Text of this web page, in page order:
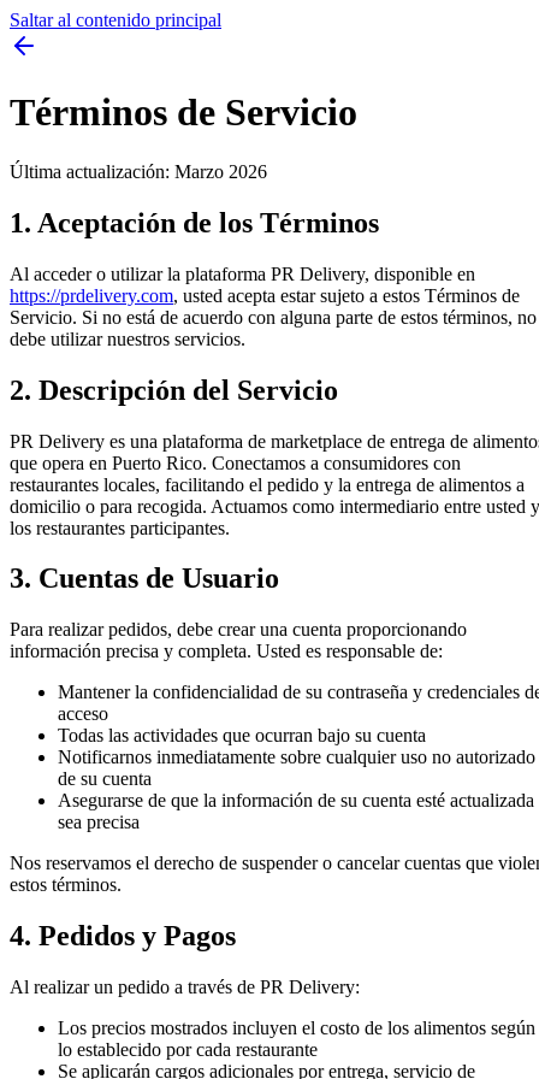
Saltar al contenido principal
Términos de Servicio
Última actualización: Marzo 2026
1. Aceptación de los Términos
Al acceder o utilizar la plataforma PR Delivery, disponible en
https://prdelivery.com, usted acepta estar sujeto a estos Términos de
Servicio. Si no está de acuerdo con alguna parte de estos términos, no
debe utilizar nuestros servicios.
2. Descripción del Servicio
PR Delivery es una plataforma de marketplace de entrega de
que opera en Puerto Rico. Conectamos a consumidores con
restaurantes locales, facilitando el pedido y la entrega de alimentos a
domicilio o para recogida. Actuamos como intermediario entre usted y
los restaurantes participantes.
3. Cuentas de Usuario
Para realizar pedidos, debe crear una cuenta proporcionando
información precisa y completa. Usted es responsable de:
Mantener la confidencialidad de su contraseña y credenciales
acceso
Todas las actividades que ocurran bajo su cuenta
Notificarnos inmediatamente sobre cualquier uso no autorizado
de su cuenta
Asegurarse de que la información de su cuenta esté actualizada
sea precisa
Nos reservamos el derecho de suspender o cancelar cuentas que
estos términos.
4. Pedidos y Pagos
Al realizar un pedido a través de PR Delivery:
Los precios mostrados incluyen el costo de los alimentos según
lo establecido por cada restaurante
Se aplicarán cargos adicionales por entrega, servicio de